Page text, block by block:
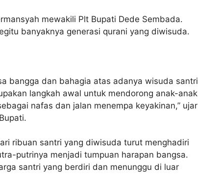
mewakili Plt Bupati Dede Sembada.
banyaknya generasi qurani yang diwisuda.
bangga dan bahagia atas adanya wisuda santri
langkah awal untuk mendorong anak-anak
nafas dan jalan menempa keyakinan,” ujar
ribuan santri yang diwisuda turut menghadiri
putrinya menjadi tumpuan harapan bangsa.
santri yang berdiri dan menunggu di luar